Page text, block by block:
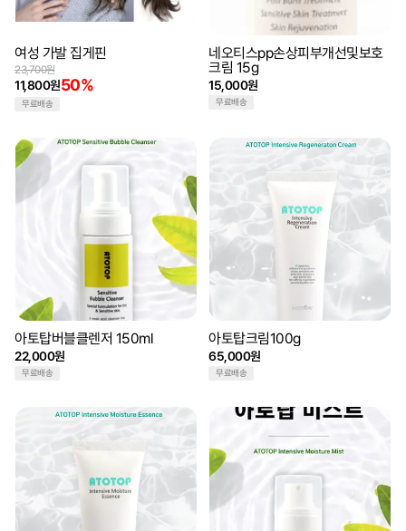
여성 가발 집게핀
11,800원50%
23,700원
무료배송
네오티스pp손상피부개선및보호
크림 15g
15,000원
무료배송
아토탑버블클렌저 150ml
22,000원
무료배송
아토탑크림100g
65,000원
무료배송